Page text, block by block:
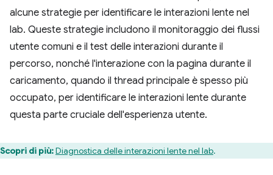
alcune strategie per identificare le interazioni lente nel
lab. Queste strategie includono il monitoraggio dei flussi
utente comuni e il test delle interazioni durante il
percorso, nonché l'interazione con la pagina durante il
caricamento, quando il thread principale è spesso più
occupato, per identificare le interazioni lente durante
questa parte cruciale dell'esperienza utente.
Scopri di più:Diagnostica delle interazioni lente nel lab.